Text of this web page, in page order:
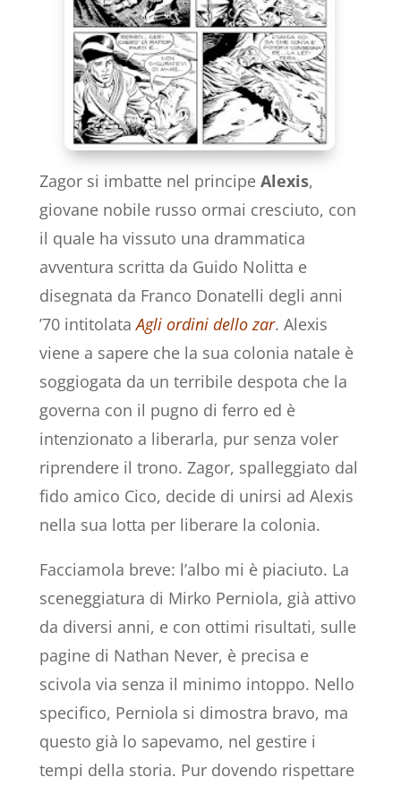
Zagor si imbatte nel principe Alexis,
giovane nobile russo ormai cresciuto, con
il quale ha vissuto una drammatica
avventura scritta da Guido Nolitta e
disegnata da Franco Donatelli degli anni
’70 intitolataAgliordini dello zar. Alexis
viene a sapere che la sua colonia natale è
soggiogata da un terribile despota che la
governa con il pugno di ferro ed è
intenzionato a liberarla, pur senza voler
riprendere il trono. Zagor, spalleggiato dal
fido amico Cico, decide di unirsi ad Alexis
nella sua lotta per liberare la colonia.
Facciamola breve: l’albo mi è piaciuto. La
sceneggiatura di Mirko Perniola, già attivo
da diversi anni, e con ottimi risultati, sulle
pagine di Nathan Never, è precisa e
scivola via senza il minimo intoppo. Nello
specifico, Perniola si dimostra bravo, ma
questo già lo sapevamo, nel gestire i
tempi della storia. Pur dovendo rispettare